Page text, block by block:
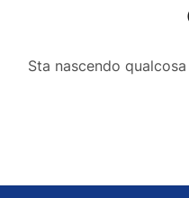
Sta nascendo